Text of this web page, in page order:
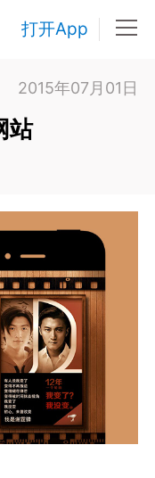
打开App
2015年07月01日
站